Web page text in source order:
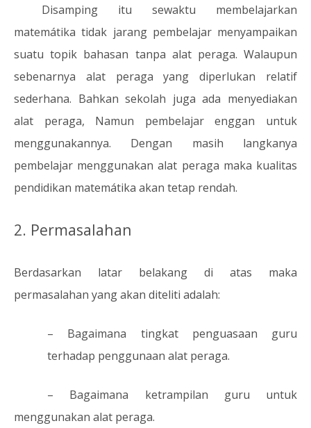
Disamping itu sewaktu membelajarkan
matemátika tidak jarang pembelajar menyampaikan
suatu topik bahasan tanpa alat peraga. Walaupun
sebenarnya alat peraga yang diperlukan relatif
sederhana. Bahkan sekolah juga ada menyediakan
alat peraga, Namun pembelajar enggan untuk
menggunakannya. Dengan masih langkanya
pembelajar menggunakan alat peraga maka kualitas
pendidikan matemátika akan tetap rendah.
2. Permasalahan
Berdasarkan latar belakang di atas maka
permasalahan yang akan diteliti adalah:
– Bagaimana tingkat penguasaan guru
terhadap penggunaan alat peraga.
– Bagaimana ketrampilan guru untuk
menggunakan alat peraga.